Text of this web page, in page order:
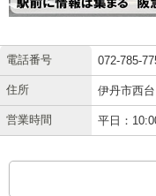
電話番号 072-785-
住所 伊丹市西
営業時間 平日：